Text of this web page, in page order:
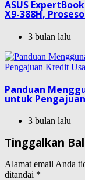
ASUS
X9-388H,
3 bulan lalu
Panduan
untuk
3 bulan lalu
Tinggalkan
Alamat email Anda
ditandai *